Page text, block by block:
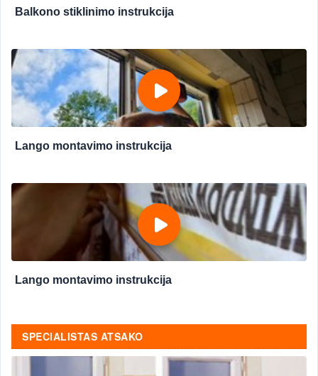
Balkono stiklinimo instrukcija
Lango montavimo instrukcija
Lango montavimo instrukcija
SPECIALISTAS ATSAKO